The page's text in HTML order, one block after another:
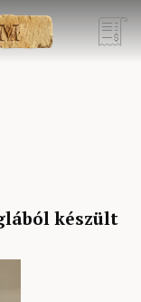
készült